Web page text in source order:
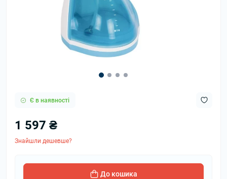
Є в наявності
1 597 ₴
Знайшли дешевше?
До кошика